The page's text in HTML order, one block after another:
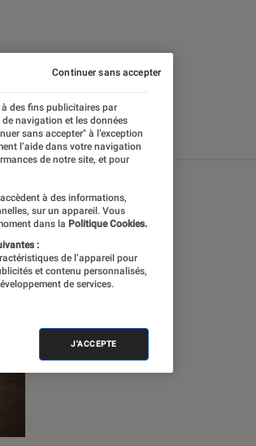
des fins publicitaires par
navigation et les données
sans accepter" à l’exception
l’aide dans votre navigation
de notre site, et pour
à des informations,
sur un appareil. Vous
dans la Politique Cookies.
:
de l’appareil pour
et contenu personnalisés,
de services.
J'ACCEPTE
Continuer sans accepter